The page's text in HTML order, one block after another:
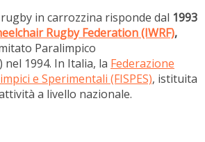
in carrozzina risponde dal 1993
Rugby Federation (IWRF),
Paralimpico
1994. In Italia, la Federazione
e Sperimentali (FISPES), istituita
a livello nazionale.